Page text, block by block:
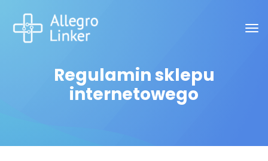
Regulamin sklepu
internetowego